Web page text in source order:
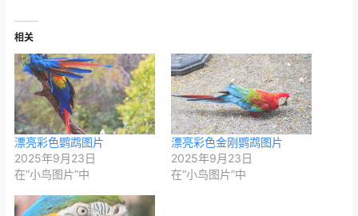
相关
漂亮彩色鹦鹉图片
2025年9月23日
在“小鸟图片”中
漂亮彩色金刚鹦鹉图片
2025年9月23日
在“小鸟图片”中